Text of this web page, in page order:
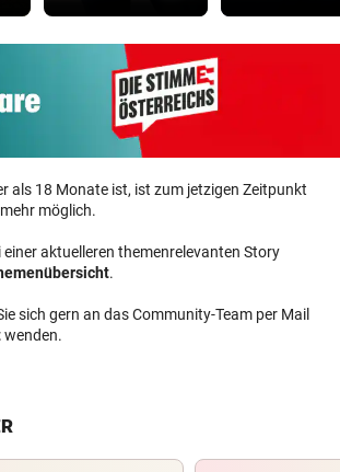
als 18 Monate ist, ist zum jetzigen Zeitpunkt
möglich.
einer aktuelleren themenrelevanten Story
.
sich gern an das Community-Team per Mail
wenden.